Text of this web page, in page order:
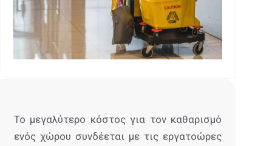
Το μεγαλύτερο κόστος για τον καθαρισμό
ενός χώρου συνδέεται με τις εργατοώρες